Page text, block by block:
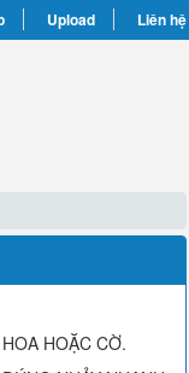
Upload Liên hệ
HOẶC CỜ.